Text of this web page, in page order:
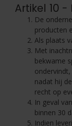
Artikel 10
De
producten
Als plaats
Met
bekwame
nadat hij
recht op
In geval
binnen 30
Indien